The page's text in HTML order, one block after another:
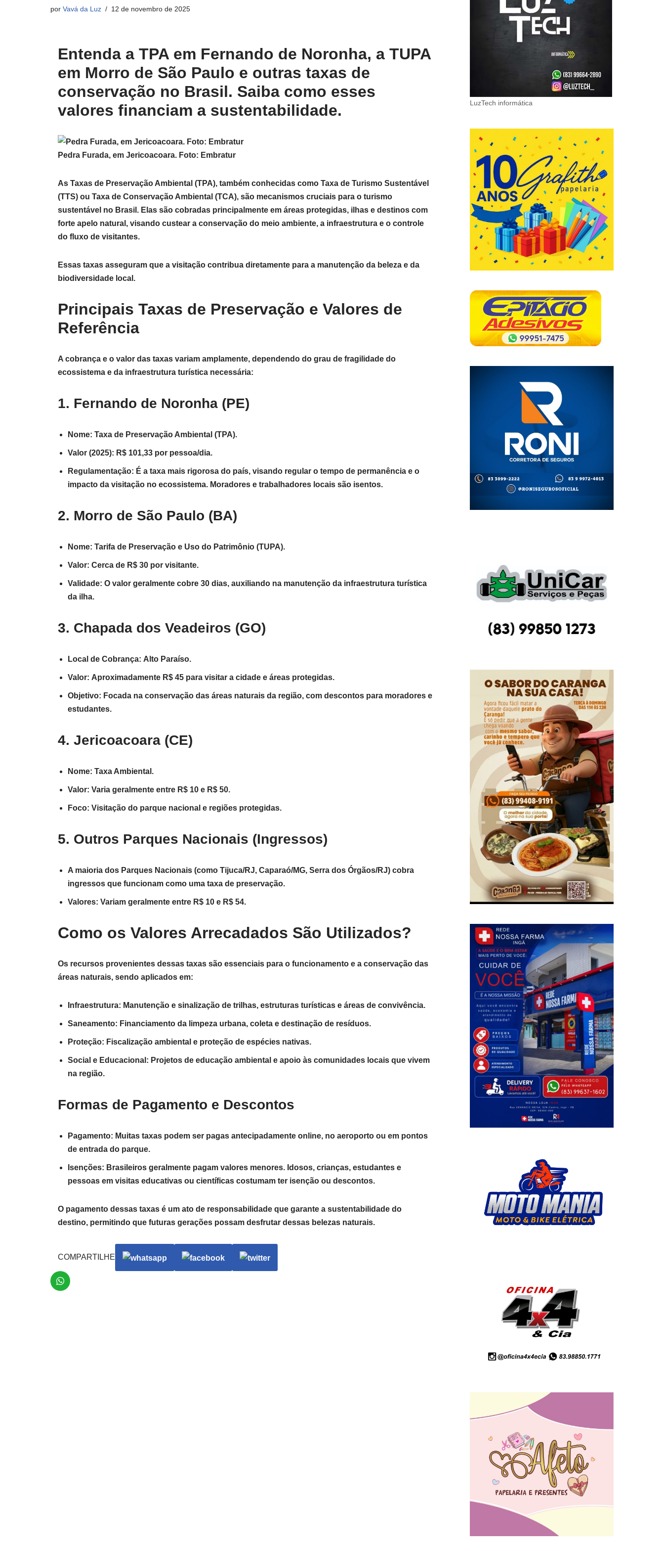
por Vavá da Luz 12 de novembro de 2025
Entenda a TPA em Fernando de Noronha, a TUPA
em Morro de São Paulo e outras taxas de
conservação no Brasil. Saiba como esses
valores financiam a sustentabilidade.
Pedra Furada, em Jericoacoara. Foto: Embratur
As Taxas de Preservação Ambiental (TPA), também conhecidas como Taxa de Turismo Sustentável
(TTS) ou Taxa de Conservação Ambiental (TCA), são mecanismos cruciais para o turismo
sustentável no Brasil. Elas são cobradas principalmente em áreas protegidas, ilhas e destinos com
forte apelo natural, visando custear a conservação do meio ambiente, a infraestrutura e o controle
do fluxo de visitantes.
Essas taxas asseguram que a visitação contribua diretamente para a manutenção da beleza e da
biodiversidade local.
Principais Taxas de Preservação e Valores de
Referência
A cobrança e o valor das taxas variam amplamente, dependendo do grau de fragilidade do
ecossistema e da infraestrutura turística necessária:
1. Fernando de Noronha (PE)
Nome: Taxa de Preservação Ambiental (TPA).
Valor (2025): R$ 101,33 por pessoa/dia.
Regulamentação: É a taxa mais rigorosa do país, visando regular o tempo de permanência e o
impacto da visitação no ecossistema. Moradores e trabalhadores locais são isentos.
2. Morro de São Paulo (BA)
Nome: Tarifa de Preservação e Uso do Patrimônio (TUPA).
Valor: Cerca de R$ 30 por visitante.
Validade: O valor geralmente cobre 30 dias, auxiliando na manutenção da infraestrutura turística
da ilha.
3. Chapada dos Veadeiros (GO)
Local de Cobrança: Alto Paraíso.
Valor: Aproximadamente R$ 45 para visitar a cidade e áreas protegidas.
Objetivo: Focada na conservação das áreas naturais da região, com descontos para moradores e
estudantes.
4. Jericoacoara (CE)
Nome: Taxa Ambiental.
Valor: Varia geralmente entre R$ 10 e R$ 50.
Foco: Visitação do parque nacional e regiões protegidas.
5. Outros Parques Nacionais (Ingressos)
A maioria dos Parques Nacionais (como Tijuca/RJ, Caparaó/MG, Serra dos Órgãos/RJ) cobra
ingressos que funcionam como uma taxa de preservação.
Valores: Variam geralmente entre R$ 10 e R$ 54.
Como os Valores Arrecadados São Utilizados?
Os recursos provenientes dessas taxas são essenciais para o funcionamento e a conservação das
áreas naturais, sendo aplicados em:
Infraestrutura: Manutenção e sinalização de trilhas, estruturas turísticas e áreas de convivência.
Saneamento: Financiamento da limpeza urbana, coleta e destinação de resíduos.
Proteção: Fiscalização ambiental e proteção de espécies nativas.
Social e Educacional: Projetos de educação ambiental e apoio às comunidades locais que vivem
na região.
Formas de Pagamento e Descontos
Pagamento: Muitas taxas podem ser pagas antecipadamente online, no aeroporto ou em pontos
de entrada do parque.
Isenções: Brasileiros geralmente pagam valores menores. Idosos, crianças, estudantes e
pessoas em visitas educativas ou científicas costumam ter isenção ou descontos.
O pagamento dessas taxas é um ato de responsabilidade que garante a sustentabilidade do
destino, permitindo que futuras gerações possam desfrutar dessas belezas naturais.
COMPARTILHE
LuzTech informática